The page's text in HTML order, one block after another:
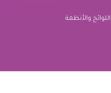
اللوائح والأنظمة